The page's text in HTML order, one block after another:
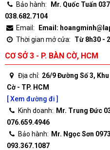
Bảo hành:
Mr. Quốc Tuấn
038.682.7104
Email:
Email:
Thời gian mở cửa:
Từ 8h30 -
CƠ SỞ 3 - P. BÀN CỜ, HCM
Địa chỉ: 26/9 Đường Số 3,
Cờ - TP. HCM
[ Xem đường đi ]
Kinh doanh: Mr. Trung Đức
076.659.4946
Bảo hành: Mr. Ngọc Sơn
093.367.1087